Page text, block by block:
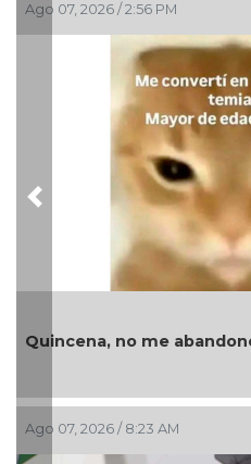
Ago 07, 2026 / 2:56 PM
Quincena, no me
Ago 07, 2026 / 8:23 AM
Previous